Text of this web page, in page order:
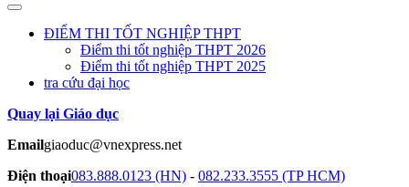
ĐIỂM THI TỐT NGHIỆP THPT
Điểm thi tốt nghiệp THPT 2026
Điểm thi tốt nghiệp THPT 2025
tra cứu đại học
Quay lại Giáo dục
Emailgiaoduc@vnexpress.net
Điện thoại083.888.0123 (HN) - 082.233.3555 (TP HCM)